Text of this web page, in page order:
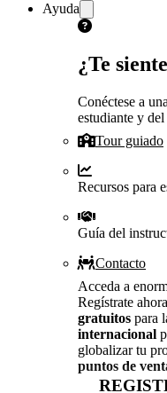
Ayuda
¿Te
Conéctese a
estudiante y
Tour guiado
Recursos para
Guía del
Contacto
Acceda a
Regístrate
gratuitos para
internacional
globalizar tu
puntos de